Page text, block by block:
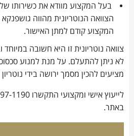
בעל המקצוע מוודא את כשירותו
הצוואה הנוטריונית מהווה
המקצוע קודם למתן האישור.
צוואה נוטריונית זו היא חשובה
לא ניתן להתעלם. על מנת למנוע
מציעים להכין מסמך ירושה בידי
באתר.